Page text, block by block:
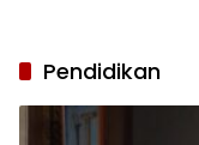
Pendidikan